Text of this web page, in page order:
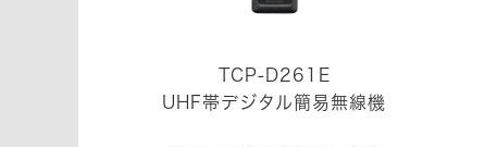
TCP-D261E
UHF帯デジタル簡易無線機